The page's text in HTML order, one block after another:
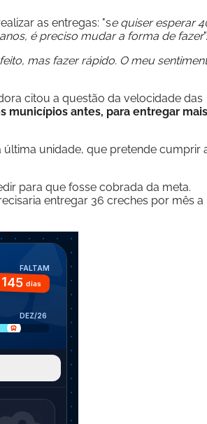
as entregas: "se quiser esperar
é preciso mudar a forma de fazer
mas fazer rápido. O meu
citou a questão da velocidade das
municípios antes, para entregar mais
unidade, que pretende cumprir
para que fosse cobrada da meta.
entregar 36 creches por mês a